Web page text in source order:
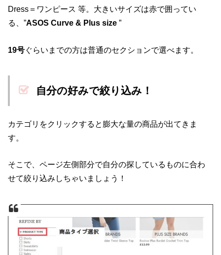
Dress＝ワンピース 等。大きいサイズは赤で囲ってい
る、”ASOS Curve & Plus size ”
19号ぐらいまでの方は普通のセクションで選べます。
自分の好みで絞り込み！
カテゴリをクリックすると膨大な量の商品が出てきま
す。
そこで、ページ左側部分で自分の探しているものに合わ
せて絞り込みしちゃいましょう！